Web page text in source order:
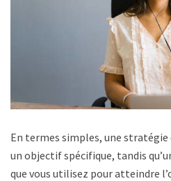
En termes simples, une
un objectif spécifique, tandis
que vous utilisez pour atteindre